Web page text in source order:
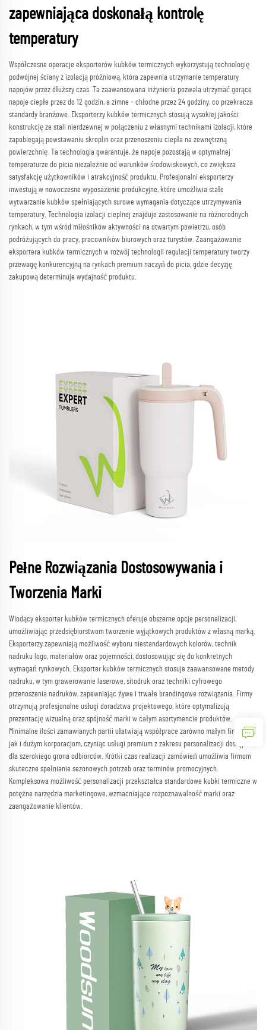
zapewniająca doskonałą kontrolę
temperatury
Współczesne operacje eksporterów kubków termicznych wykorzystują technologię
podwójnej ściany z izolacją próżniową, która zapewnia utrzymanie temperatury
napojów przez dłuższy czas. Ta zaawansowana inżynieria pozwala utrzymać gorące
napoje ciepłe przez do 12 godzin, a zimne – chłodne przez 24 godziny, co przekracza
standardy branżowe. Eksporterzy kubków termicznych stosują wysokiej jakości
konstrukcję ze stali nierdzewnej w połączeniu z własnymi technikami izolacji, które
zapobiegają powstawaniu skroplin oraz przenoszeniu ciepła na zewnętrzną
powierzchnię. Ta technologia gwarantuje, że napoje pozostają w optymalnej
temperaturze do picia niezależnie od warunków środowiskowych, co zwiększa
satysfakcję użytkowników i atrakcyjność produktu. Profesjonalni eksporterzy
inwestują w nowoczesne wyposażenie produkcyjne, które umożliwia stałe
wytwarzanie kubków spełniających surowe wymagania dotyczące utrzymywania
temperatury. Technologia izolacji cieplnej znajduje zastosowanie na różnorodnych
rynkach, w tym wśród miłośników aktywności na otwartym powietrzu, osób
podróżujących do pracy, pracowników biurowych oraz turystów. Zaangażowanie
eksportera kubków termicznych w rozwój technologii regulacji temperatury tworzy
przewagę konkurencyjną na rynkach premium naczyń do picia, gdzie decyzję
zakupową determinuje wydajność produktu.
Pełne Rozwiązania Dostosowywania i
Tworzenia Marki
Wiodący eksporter kubków termicznych oferuje obszerne opcje personalizacji,
umożliwiając przedsiębiorstwom tworzenie wyjątkowych produktów z własną marką.
Eksporterzy zapewniają możliwość wyboru niestandardowych kolorów, technik
nadruku logo, materiałów oraz pojemności, dostosowując się do konkretnych
wymagań rynkowych. Eksporter kubków termicznych stosuje zaawansowane metody
nadruku, w tym grawerowanie laserowe, sitodruk oraz techniki cyfrowego
przenoszenia nadruków, zapewniając żywe i trwałe brandingowe rozwiązania. Firmy
otrzymują profesjonalne usługi doradztwa projektowego, które optymalizują
prezentację wizualną oraz spójność marki w całym asortymencie produktów.
Minimalne ilości zamawianych partii ułatwiają współprace zarówno małym firmom,
jak i dużym korporacjom, czyniąc usługi premium z zakresu personalizacji dostępne
dla szerokiego grona odbiorców. Krótki czas realizacji zamówień umożliwia firmom
skuteczne spełnianie sezonowych potrzeb oraz terminów promocyjnych.
Kompleksowa możliwość personalizacji przekształca standardowe kubki termiczne w
potężne narzędzia marketingowe, wzmacniające rozpoznawalność marki oraz
zaangażowanie klientów.